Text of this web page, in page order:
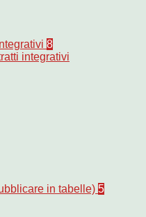
8
integrativi
in tabelle) 5